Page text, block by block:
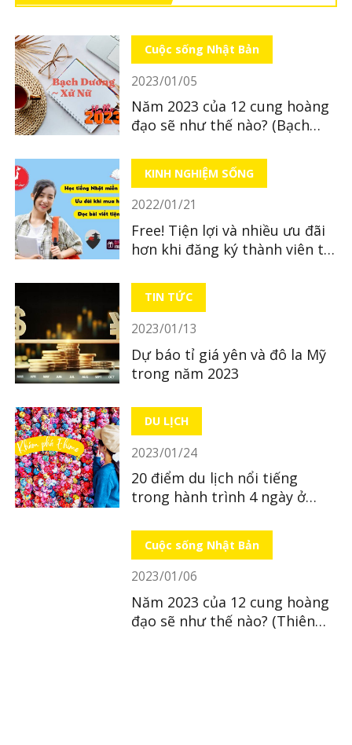
Cuộc sống Nhật Bản
2023/01/05
Năm 2023 của 12 cung hoàng
đạo sẽ như thế nào? (Bạch
KINH NGHIỆM SỐNG
2022/01/21
Free! Tiện lợi và nhiều ưu đãi
hơn khi đăng ký thành viên tại
TIN TỨC
2023/01/13
Dự báo tỉ giá yên và đô la Mỹ
trong năm 2023
DU LỊCH
2023/01/24
20 điểm du lịch nổi tiếng
trong hành trình 4 ngày ở
Cuộc sống Nhật Bản
2023/01/06
Năm 2023 của 12 cung hoàng
đạo sẽ như thế nào? (Thiên